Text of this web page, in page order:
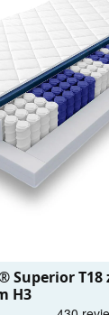
Superior
H3